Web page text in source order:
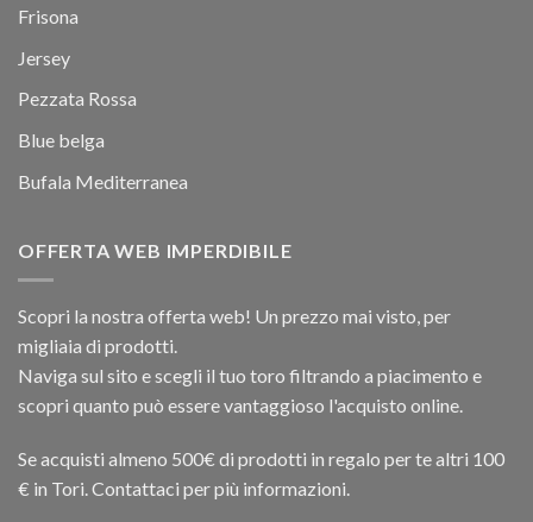
Frisona
Jersey
Pezzata Rossa
Blue belga
Bufala Mediterranea
OFFERTA WEB IMPERDIBILE
Scopri la nostra offerta web! Un prezzo mai visto, per
migliaia di prodotti.
Naviga sul sito e scegli il tuo toro filtrando a piacimento e
scopri quanto può essere vantaggioso l'acquisto online.
Se acquisti almeno 500€ di prodotti in regalo per te altri 100
€ in Tori. Contattaci per più informazioni.